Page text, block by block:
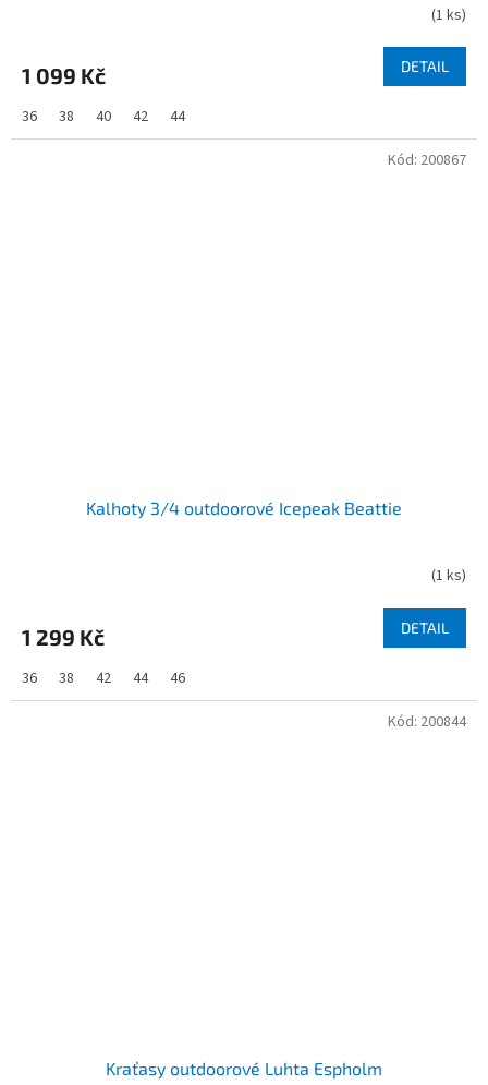
(1 ks)
1 099 Kč DETAIL
36 38 40 42 44
Kalhoty 3/4 outdoorové Icepeak Beattie
(1 ks)
1 299 Kč DETAIL
36 38 42 44 46
Kód: 200867
Kraťasy outdoorové Luhta Espholm
Kód: 200844